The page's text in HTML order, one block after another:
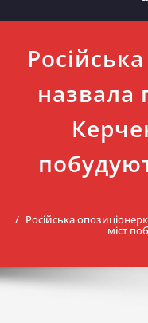
назвала
Російська
міст